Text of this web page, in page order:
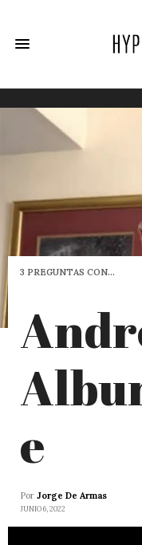
3 PREGUNTAS CON…
e
Por Jorge De Armas
JUNIO 6, 2022